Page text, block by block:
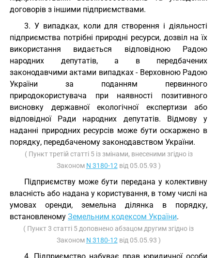
договорів з іншими підприємствами.
3. У випадках, коли для створення і діяльності
підприємства потрібні природні ресурси, дозвіл на їх
використання видається відповідною Радою
народних депутатів, а в передбачених
законодавчими актами випадках - Верховною Радою
України за поданням первинного
природокористувача при наявності позитивного
висновку державної екологічної експертизи або
відповідної Ради народних депутатів. Відмову у
наданні природних ресурсів може бути оскаржено в
порядку, передбаченому законодавством України.
( Пункт третій статті 5 із змінами, внесеними згідно із
Законом N 3180-12 від 05.05.93 )
Підприємству може бути передана у колективну
власність або надана у користування, в тому числі на
умовах оренди, земельна ділянка в порядку,
встановленому Земельним кодексом України.
( Пункт 3 статті 5 доповнено абзацом другим згідно із
Законом N 3180-12 від 05.05.93 )